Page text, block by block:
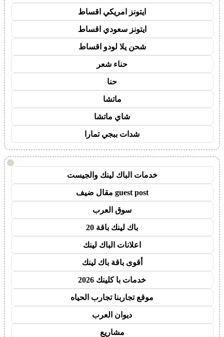
ايتونز امريكي اقساط
ايتونز سعودي اقساط
شحن يلا لودو اقساط
حناء شعر
حنا
ماتشا
شاي ماتشا
شدات ببجي تمارا
!
خدمات الباك لينك والجيست
guest post مقال ضيف
سوق العرب
باك لينك باقة 20
اعلانات الباك لينك
أقوى باقة باك لينك
خدمات با كلينك 2026
موقع تجاربنا تجارب الحياه
ديوان العرب
مشاريع